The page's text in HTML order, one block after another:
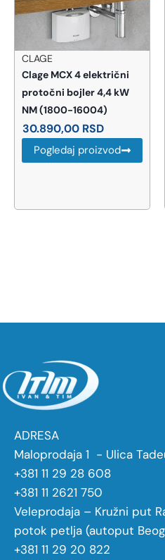
CLAGE
Clage MCX 4 električni
protočni bojler 4,4 kW
NM (1800-16004)
30.890,00 RSD
Pogledaj proizvod
ADRESA
Maloprodaja 1 - Ulica
+381 11 29 28 608
+381 11 2621 750
Veleprodaja – Kružni put
potok petlja (autoput
+381 11 29 20 822